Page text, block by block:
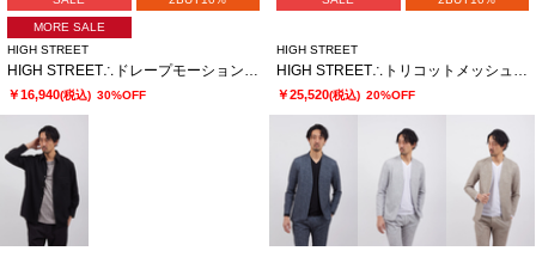
MORE SALE
HIGH STREET
HIGH STREET∴ドレープモーションオーバーシャツ
￥16,940(税込) 30%OFF
HIGH STREET
HIGH STREET∴トリコットメッシュポップサックＰＴノーカラーＪＫ
￥25,520(税込) 20%OFF